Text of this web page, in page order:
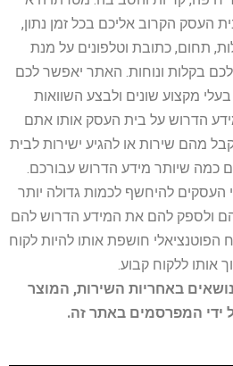
העסק הקרוב אליכם בכל זמן נתון,
תחום, כתובת וטלפונים על מנת
בקלות ונוחות. האתר יאפשר לכם
מקצוע שונים ולבצע השוואות
הדרוש על בית העסק אותו אתם
מהם שירות או להגיע ישירות לבית
כמה שיותר מידע הדרוש עבורכם.
העסקים להיחשף לכמות גדולה יותר
ולספק להם את המידע הדרוש להם
הפוטנציאלי חושפת אותו להיות לקוח
אותו ללקוח קבוע.
באחריות השירות, המוצר
ידי המפרסמים באתר זה.